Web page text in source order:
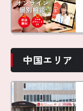
中国エリア